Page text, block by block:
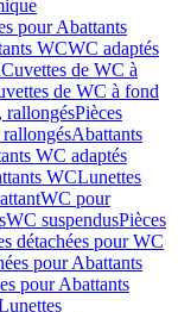
pour Abattants
WCWC adaptés
Cuvettes de WC à
de WC à fond
rallongésPièces
Abattants
WC adaptés
WCLunettes
WC pour
WC suspendusPièces
détachées pour WC
pour Abattants
pour Abattants